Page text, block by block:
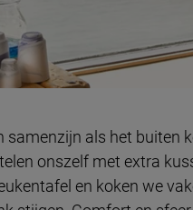
als het buiten
onszelf met extra
en koken we